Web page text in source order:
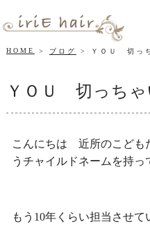
HOME ブログ ＹＯＵ 切
ＹＯＵ 切っち
こんにちは 近所のこども
うチャイルドネームを持
もう10年くらい担当させて